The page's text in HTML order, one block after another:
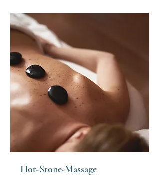
Hot-Stone-Massage